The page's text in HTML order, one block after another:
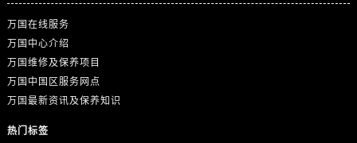
万国在线服务
万国中心介绍
万国维修及保养项目
万国中国区服务网点
万国最新资讯及保养知识
热门标签